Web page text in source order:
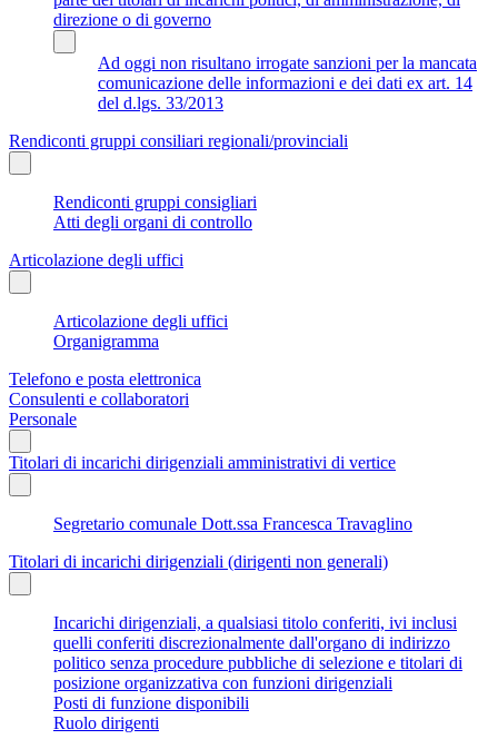
direzione o di governo
Ad oggi non risultano irrogate sanzioni per la mancata
comunicazione delle informazioni e dei dati ex art. 14
del d.lgs. 33/2013
Rendiconti gruppi consiliari regionali/provinciali
Rendiconti gruppi consigliari
Atti degli organi di controllo
Articolazione degli uffici
Articolazione degli uffici
Organigramma
Telefono e posta elettronica
Consulenti e collaboratori
Personale
Titolari di incarichi dirigenziali amministrativi di vertice
Segretario comunale Dott.ssa Francesca Travaglino
Titolari di incarichi dirigenziali (dirigenti non generali)
Incarichi dirigenziali, a qualsiasi titolo conferiti, ivi inclusi
quelli conferiti discrezionalmente dall'organo di indirizzo
politico senza procedure pubbliche di selezione e titolari di
posizione organizzativa con funzioni dirigenziali
Posti di funzione disponibili
Ruolo dirigenti